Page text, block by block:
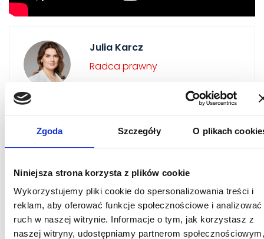
Zgoda Szczegóły O plikach
Niniejsza strona korzysta z plików cookie
Wykorzystujemy pliki cookie do spersonalizowania treści i
reklam, aby oferować funkcje społecznościowe i analizować
ruch w naszej witrynie. Informacje o tym, jak korzystasz z
naszej witryny, udostępniamy partnerom społecznościowym,
Julia Karcz
Radca prawny
+48 883 709 268
julia.karcz@litigato.pl
UMÓW KONSULTACJĘ
EKSPERCI